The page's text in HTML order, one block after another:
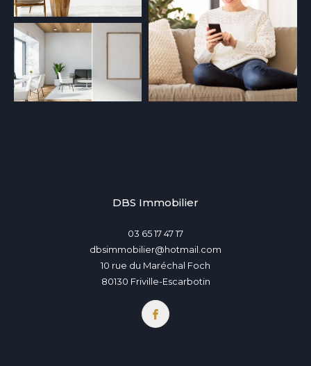
DBS Immobilier
03 65 17 47 17
dbsimmobilier@hotmail.com
10 rue du Maréchal Foch
80130
Friville-Escarbotin